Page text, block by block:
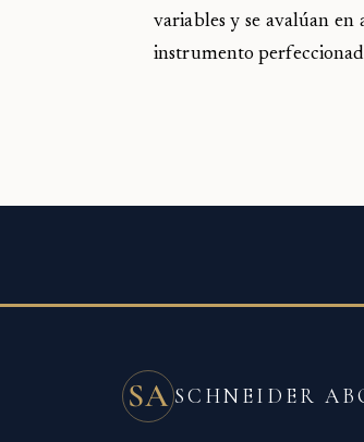
variables y se avalúan
instrumento
SA SCHNEIDER